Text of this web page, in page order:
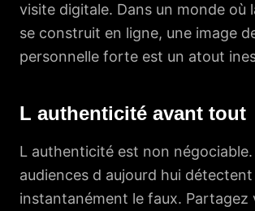
visite digitale. Dans un monde où
se construit en ligne, une image
personnelle forte est un atout
L authenticité avant tout
L authenticité est non négociable.
audiences d aujourd hui détectent
instantanément le faux. Partagez